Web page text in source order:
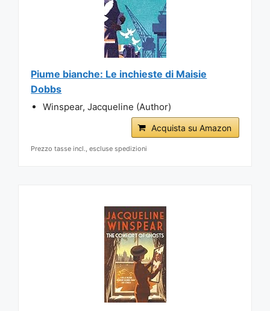
Piume bianche: Le inchieste di Maisie
Dobbs
Winspear, Jacqueline (Author)
Acquista su Amazon
Prezzo tasse incl., escluse spedizioni